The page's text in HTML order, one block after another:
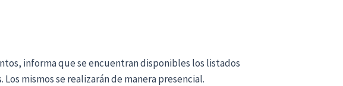
informa que se encuentran disponibles los listados
mismos se realizarán de manera presencial.